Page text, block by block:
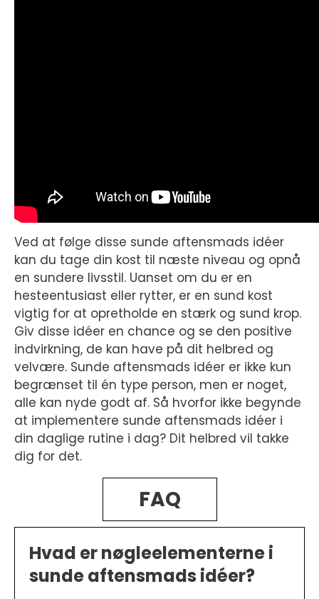
Ved at følge disse sunde aftensmads idéer
kan du tage din kost til næste niveau og opnå
en sundere livsstil. Uanset om du er en
hesteentusiast eller rytter, er en sund kost
vigtig for at opretholde en stærk og sund krop.
Giv disse idéer en chance og se den positive
indvirkning, de kan have på dit helbred og
velvære. Sunde aftensmads idéer er ikke kun
begrænset til én type person, men er noget,
alle kan nyde godt af. Så hvorfor ikke begynde
at implementere sunde aftensmads idéer i
din daglige rutine i dag? Dit helbred vil takke
dig for det.
FAQ
Hvad er nøgleelementerne i
sunde aftensmads idéer?